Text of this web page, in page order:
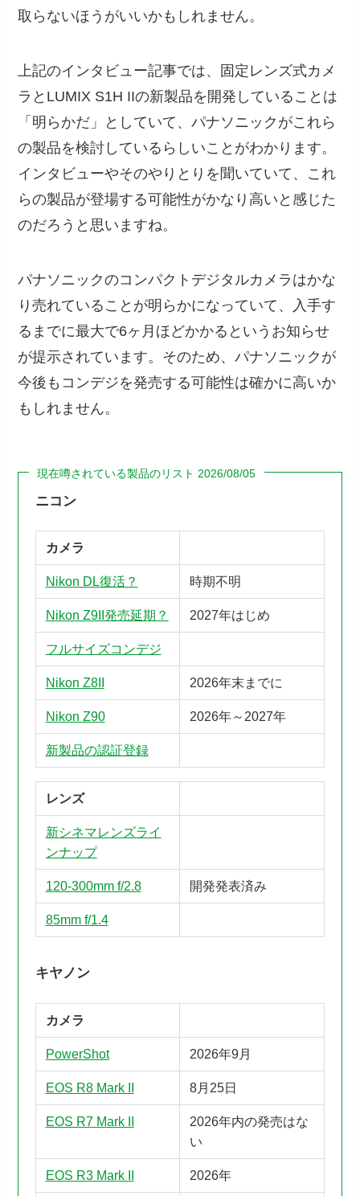
取らないほうがいいかもしれません。
上記のインタビュー記事では、固定レンズ式カメ
ラとLUMIX S1H IIの新製品を開発していることは
「明らかだ」としていて、パナソニックがこれら
の製品を検討しているらしいことがわかります。
インタビューやそのやりとりを聞いていて、これ
らの製品が登場する可能性がかなり高いと感じた
のだろうと思いますね。
パナソニックのコンパクトデジタルカメラはかな
り売れていることが明らかになっていて、入手す
るまでに最大で6ヶ月ほどかかるというお知らせ
が提示されています。そのため、パナソニックが
今後もコンデジを発売する可能性は確かに高いか
もしれません。
現在噂されている製品のリスト 2026/08/05
ニコン
カメラ
Nikon DL復活？ 時期不明
Nikon Z9II発売延期？ 2027年はじめ
フルサイズコンデジ
Nikon Z8II 2026年末までに
Nikon Z90 2026年～2027年
新製品の認証登録
レンズ
新シネマレンズライ
ンナップ
120-300mm f/2.8 開発発表済み
85mm f/1.4
キヤノン
カメラ
PowerShot 2026年9月
EOS R8 Mark II 8月25日
EOS R7 Mark II
2026年内の発売はな
い
EOS R3 Mark II 2026年